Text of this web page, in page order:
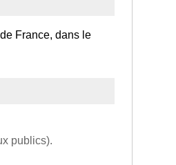
France, dans le
publics).